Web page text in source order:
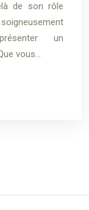
de son rôle
un
vous…